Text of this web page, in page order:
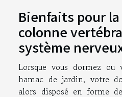
Bienfaits pour
colonne
système
Lorsque vous dormez ou
hamac de jardin, votre
alors disposé en forme